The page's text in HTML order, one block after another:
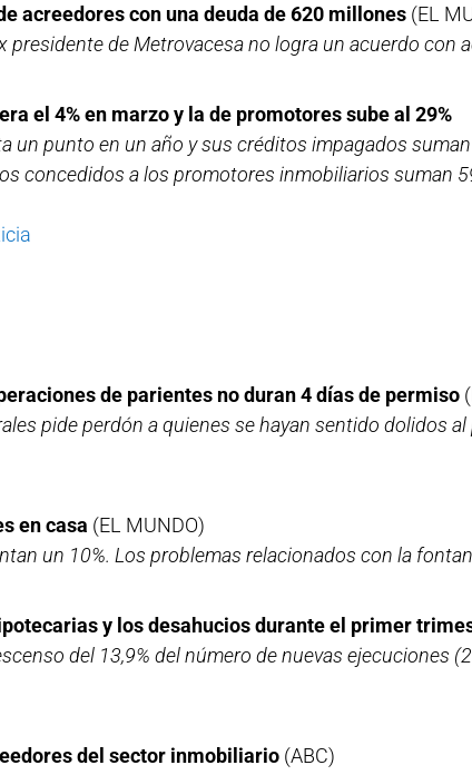
acreedores con una deuda de 620 millones (EL
presidente de Metrovacesa no logra un acuerdo con
el 4% en marzo y la de promotores sube al 29%
un punto en un año y sus créditos impagados
concedidos a los promotores inmobiliarios suman
de parientes no duran 4 días de permiso
pide perdón a quienes se hayan sentido dolidos
en casa (EL MUNDO)
un 10%. Los problemas relacionados con la
y los desahucios durante el primer
del 13,9% del número de nuevas ejecuciones
del sector inmobiliario (ABC)